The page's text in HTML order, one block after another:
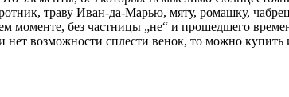
траву Иван-да-Марью, мяту, ромашку,
без частницы „не“ и прошедшего
возможности сплести венок, то можно